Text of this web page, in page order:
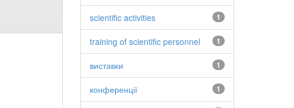
1
scientific activities
1
training of scientific personnel
1
виставки
1
конференції